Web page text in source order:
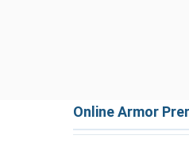
Online Armor